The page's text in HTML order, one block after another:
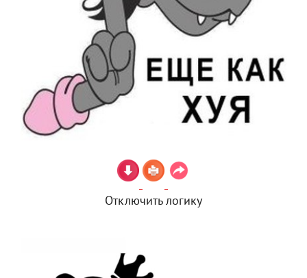
Отключить логику